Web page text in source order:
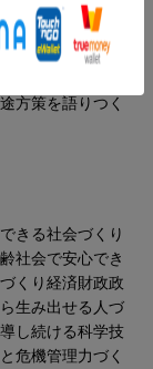
の時代へ。この
する！コミュニ
方策を語りつく
きる社会づくり
社会で安心でき
くり経済財政政
生み出せる人づ
し続ける科学技
危機管理力づく